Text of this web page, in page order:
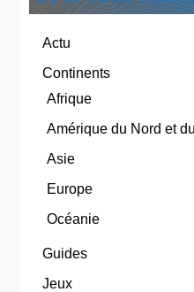
Actu
Continents
Afrique
Amérique du Nord et
Asie
Europe
Océanie
Guides
Jeux